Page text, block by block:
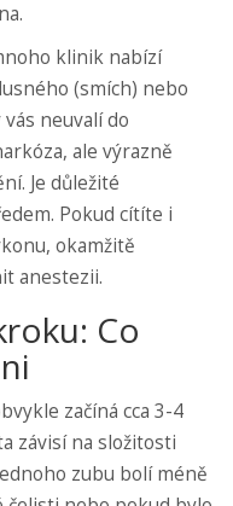
klinik nabízí
(smích) nebo
neuvalí do
ale výrazně
Je důležité
Pokud cítíte i
okamžitě
anestezii.
Co
začíná cca 3-4
závisí na složitosti
zubu bolí méně